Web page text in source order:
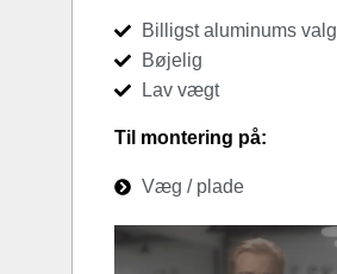
Billigst aluminums valg
Bøjelig
Lav vægt
Til montering på:
Væg / plade